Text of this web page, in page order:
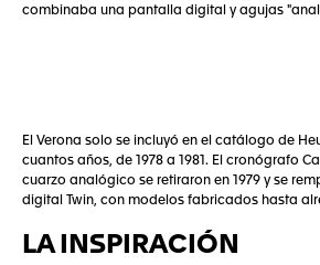
combinaba una pantalla digital y agujas
El Verona solo se incluyó en el catálogo de
cuantos años, de 1978 a 1981. El cronógrafo
cuarzo analógico se retiraron en 1979 y se
digital Twin, con modelos fabricados hasta
LA INSPIRACIÓN